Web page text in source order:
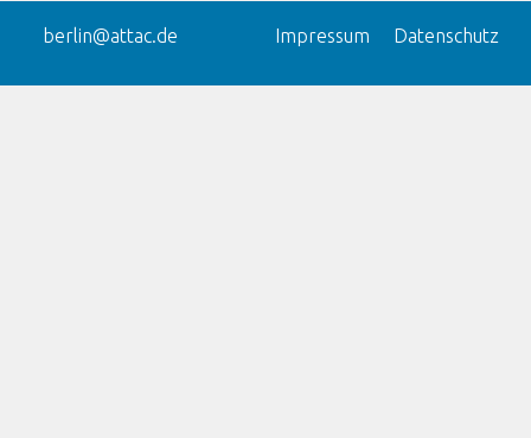
berlin@attac.de Impressum Datenschutz